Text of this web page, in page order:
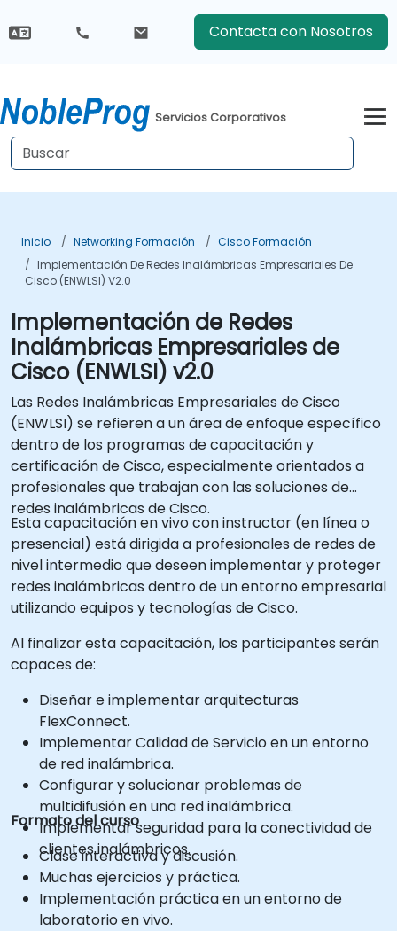
Contacta con Nosotros
Servicios Corporativos
Inicio Networking Formación
Cisco Formación
Implementación De Redes Inalámbricas Empresariales De
Cisco (ENWLSI) V2.0
Implementación de Redes
Inalámbricas Empresariales de
Cisco (ENWLSI) v2.0
Las Redes Inalámbricas Empresariales de Cisco
(ENWLSI) se refieren a un área de enfoque específico
dentro de los programas de capacitación y
certificación de Cisco, especialmente orientados a
profesionales que trabajan con las soluciones de
redes inalámbricas de Cisco.
Esta capacitación en vivo con instructor (en línea o
presencial) está dirigida a profesionales de redes de
nivel intermedio que deseen implementar y proteger
redes inalámbricas dentro de un entorno empresarial
utilizando equipos y tecnologías de Cisco.
Al finalizar esta capacitación, los participantes serán
capaces de:
Diseñar e implementar arquitecturas
FlexConnect.
Implementar Calidad de Servicio en un entorno
de red inalámbrica.
Configurar y solucionar problemas de
multidifusión en una red inalámbrica.
Implementar seguridad para la conectividad de
clientes inalámbricos.
Formato del curso
Clase interactiva y discusión.
Muchas ejercicios y práctica.
Implementación práctica en un entorno de
laboratorio en vivo.